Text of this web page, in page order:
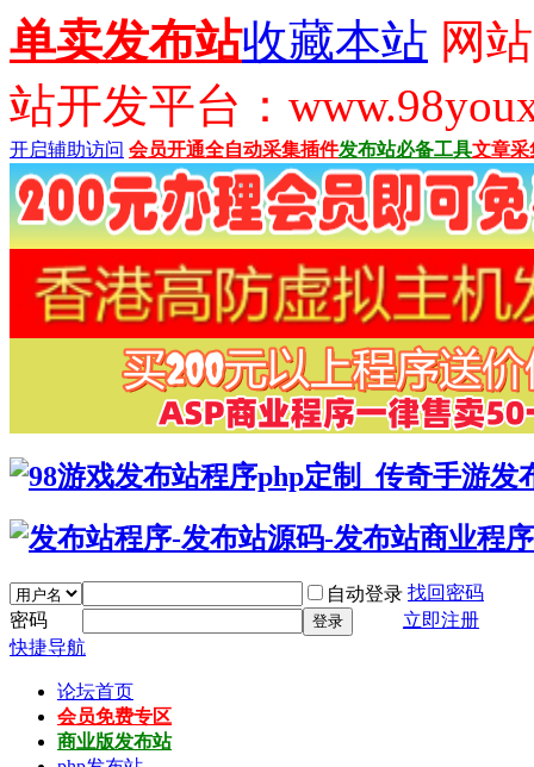
单卖发布站收藏本站 网
站开发平台：
开启辅助访问 会员开通全自动采集插件发布站必备工具文章采
自动登录 找回密码
密码
登录
立即注册
快捷导航
论坛首页
会员免费专区
商业版发布站